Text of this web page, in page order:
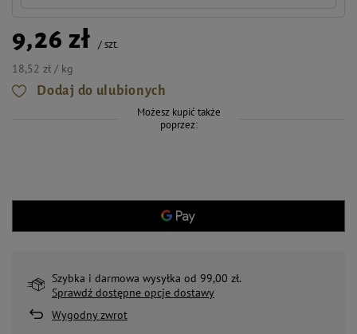
9,26 zł /szt.
18,52 zł / kg
Dodaj do ulubionych
Możesz kupić także
poprzez:
Szybka i darmowa wysyłka od 99,00 zł.
Sprawdź dostępne opcje dostawy
Wygodny zwrot